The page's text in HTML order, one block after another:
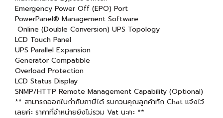
Emergency Power Off (EPO) Port
PowerPanel® Management Software
Online (Double Conversion) UPS Topology
LCD Touch Panel
UPS Parallel Expansion
Generator Compatible
Overload Protection
LCD Status Display
SNMP/HTTP Remote Management Capability (Optional)
** สามารถออกใบกำกับภาษีได้ รบกวนคุณลูกค้าทัก Chat แจ้งไว้
เลยค่ะ ราคาที่จำหน่ายยังไม่รวม Vat นะคะ **